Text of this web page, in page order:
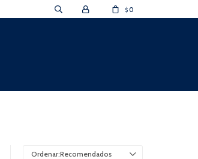
$ 0
Recomendados